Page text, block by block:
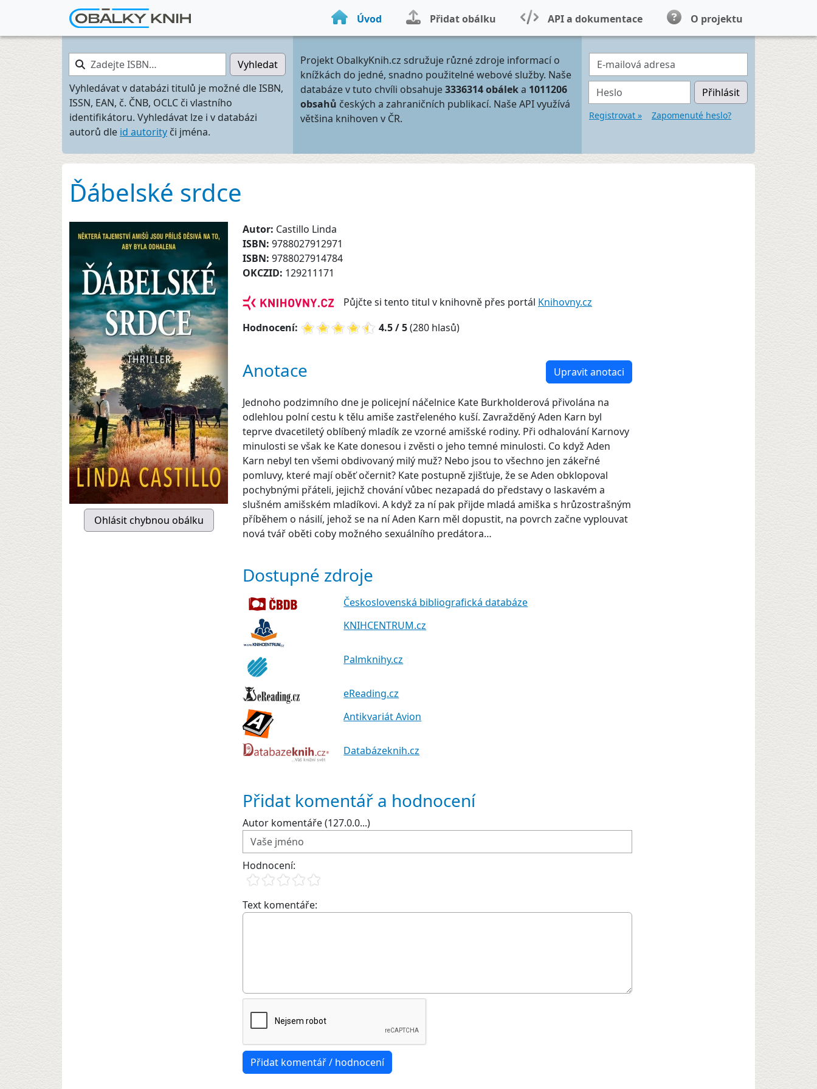
Úvod Přidat obálku API a dokumentace O projektu
Zadejte ISBN…
Vyhledat
Vyhledávat v databázi titulů je možné dle ISBN,
ISSN, EAN, č. ČNB, OCLC či vlastního
identifikátoru. Vyhledávat lze i v databázi
autorů dle id autority či jména.
Projekt ObalkyKnih.cz sdružuje různé zdroje informací o
knížkách do jedné, snadno použitelné webové služby. Naše
databáze v tuto chvíli obsahuje3336314 obáleka 1011206
obsahů českých a zahraničních publikací. Naše API využívá
většina knihoven v ČR.
E-mailová adresa
Heslo Přihlásit
Registrovat » Zapomenuté heslo?
Ďábelské srdce
Autor: Castillo Linda
ISBN: 9788027912971
ISBN: 9788027914784
OKCZID: 129211171
Půjčte si tento titul v knihovně přes portál Knihovny.cz
Hodnocení:
4.5 / 5(280 hlasů)
Anotace Upravit anotaci
Jednoho podzimního dne je policejní náčelnice Kate Burkholderová přivolána na
odlehlou polní cestu k tělu amiše zastřeleného kuší. Zavražděný Aden Karn byl
teprve dvacetiletý oblíbený mladík ze vzorné amišské rodiny. Při odhalování Karnovy
minulosti se však ke Kate donesou i zvěsti o jeho temné minulosti. Co když Aden
Karn nebyl ten všemi obdivovaný milý muž? Nebo jsou to všechno jen zákeřné
pomluvy, které mají oběť očernit? Kate postupně zjišťuje, že se Aden obklopoval
pochybnými přáteli, jejichž chování vůbec nezapadá do představy o laskavém a
slušném amišském mladíkovi. A když za ní pak přijde mladá amiška s hrůzostrašným
příběhem o násilí, jehož se na ní Aden Karn měl dopustit, na povrch začne vyplouvat
nová tvář oběti coby možného sexuálního predátora…
Dostupné zdroje
Československá bibliografická databáze
KNIHCENTRUM.cz
Palmknihy.cz
eReading.cz
Antikvariát Avion
Databázeknih.cz
Přidat komentář a hodnocení
Autor komentáře (127.0.0...)
Hodnocení:
Text komentáře: